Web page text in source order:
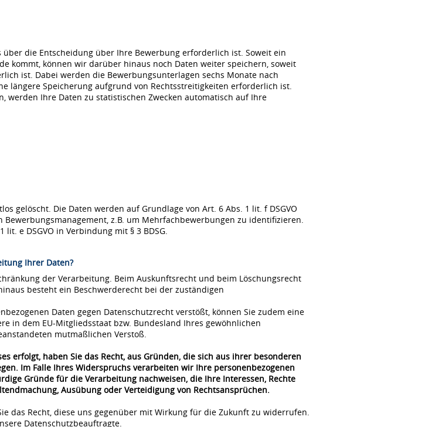
die Entscheidung über Ihre Bewerbung erforderlich ist. Soweit ein
kommt, können wir darüber hinaus noch Daten weiter speichern, soweit
ist. Dabei werden die Bewerbungsunterlagen sechs Monate nach
längere Speicherung aufgrund von Rechtsstreitigkeiten erforderlich ist.
Ihre Daten zu statistischen Zwecken automatisch auf Ihre
gelöscht. Die Daten werden auf Grundlage von Art. 6 Abs. 1 lit. f DSGVO
z.B. um Mehrfachbewerbungen zu identifizieren.
e DSGVO in Verbindung mit § 3 BDSG.
Ihrer Daten?
der Verarbeitung. Beim Auskunftsrecht und beim Löschungsrecht
besteht ein Beschwerderecht bei der zuständigen
Daten gegen Datenschutzrecht verstößt, können Sie zudem eine
in dem EU-Mitgliedsstaat bzw. Bundesland Ihres gewöhnlichen
mutmaßlichen Verstoß.
erfolgt, haben Sie das Recht, aus Gründen, die sich aus ihrer besonderen
Im Falle Ihres Widerspruchs verarbeiten wir Ihre personenbezogenen
Gründe für die Verarbeitung nachweisen, die Ihre Interessen, Rechte
Ausübung oder Verteidigung von Rechtsansprüchen.
das Recht, diese uns gegenüber mit Wirkung für die Zukunft zu widerrufen.
Datenschutzbeauftragte.